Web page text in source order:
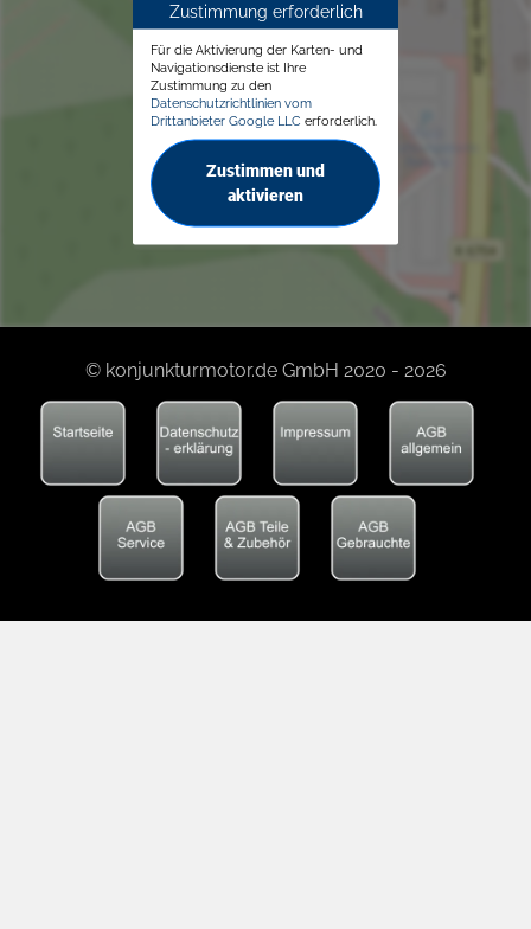
Zustimmung erforderlich
Für die Aktivierung der Karten- und
Navigationsdienste ist Ihre
Zustimmung zu den
Datenschutzrichtlinien vom
Drittanbieter Google LLC erforderlich.
Zustimmen und
aktivieren
© konjunkturmotor.de GmbH 2020 - 2026